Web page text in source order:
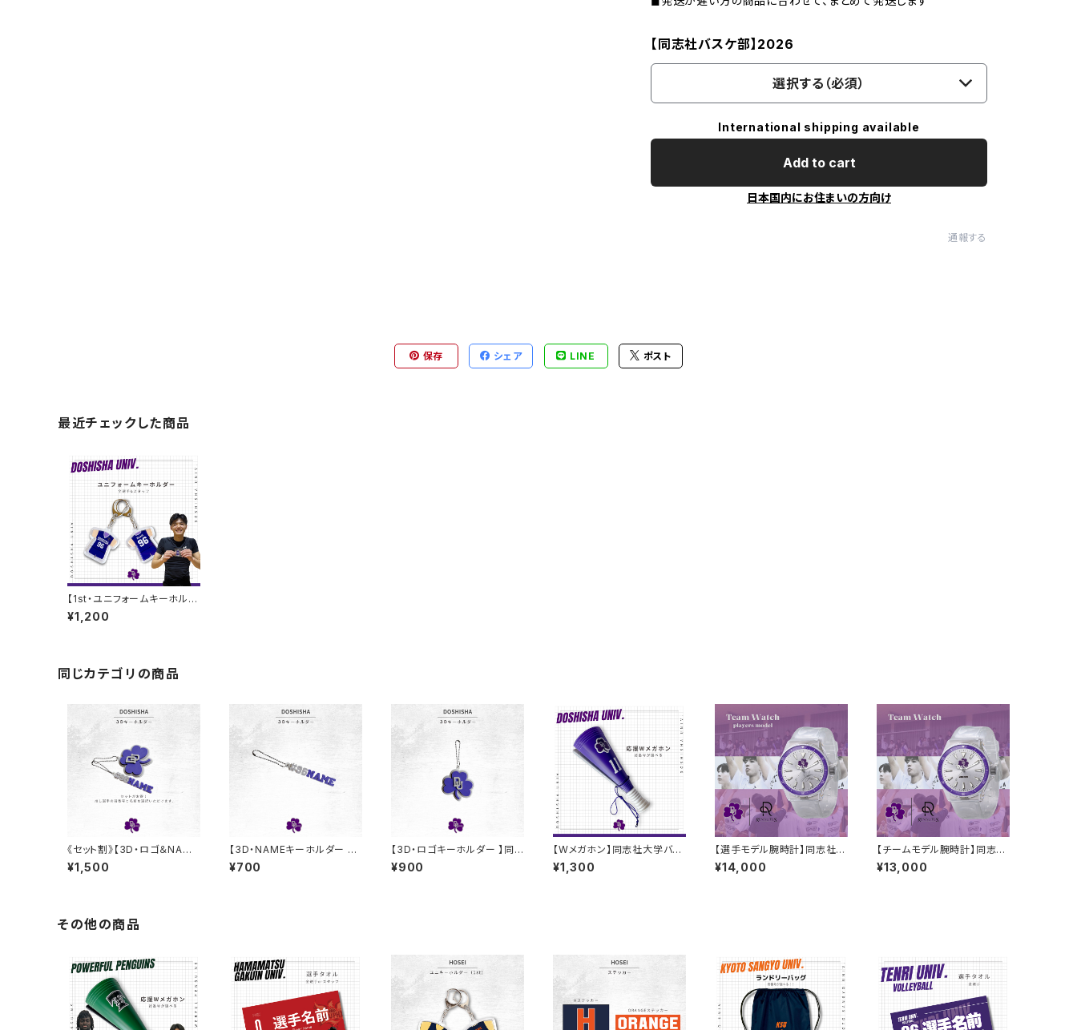
【同志社バスケ部】2026
選択する（必須）
International shipping available
Add to cart
日本国内にお住まいの方向け
通報する
保存 シェア LINE ポスト
最近チェックした商品
【1st・ユニフォームキーホルダ
ー】同志社大学男子バスケ部
¥1,200
同じカテゴリの商品
《セット割》【3D・ロゴ＆NAME
キーホルダー 】同志社大学バ
スケ部
¥1,500
【3D・NAMEキーホルダー 】
同志社大学バスケ部
¥700
【3D・ロゴキーホルダー 】同
志社大学バスケ部
¥900
【Wメガホン】同志社大学バス
ケ部
¥1,300
【選手モデル腕時計】同志社大
学男子バスケ部
¥14,000
【チームモデル腕時計】同志社
大学男子バスケ部
¥13,000
その他の商品